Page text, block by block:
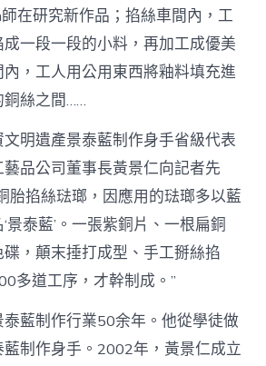
在研究新作品；掐絲車間內，工
一段一段的小料，再加工成優美
，工人用公用東西將釉料填充進
銅絲之間……
文明遺產景泰藍制作身手省級代表
品公司董事長黃景仁向記者先
胎掐絲琺瑯，因應用的琺瑯多以藍
景泰藍’。一張紫銅片、一根扁銅
，顛末捶打成型、手工掰絲掐
多道工序，才幹制成。”
藍制作行業50余年。他從學徒做
制作身手。2002年，黃景仁成立